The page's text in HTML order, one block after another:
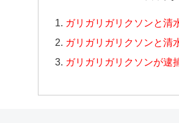
ガリガリガリクソンと清
ガリガリガリクソンと清
ガリガリガリクソンが逮